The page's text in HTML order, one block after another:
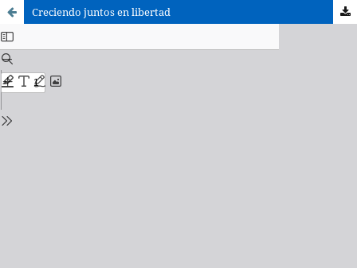
Creciendo juntos en libertad